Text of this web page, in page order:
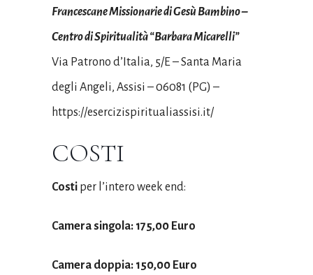
Francescane Missionarie di Gesù Bambino –
Centro di Spiritualità “Barbara Micarelli”
Via Patrono d’Italia, 5/E – Santa Maria
degli Angeli, Assisi – 06081 (PG) –
https://esercizispiritualiassisi.it/
COSTI
Costi per l’intero week end:
Camera singola: 175,00 Euro
Camera doppia: 150,00 Euro